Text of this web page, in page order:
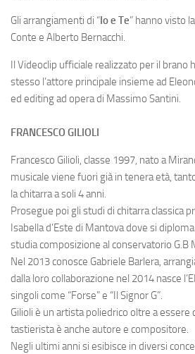
Gli arrangiamenti di “Io e Te” hanno visto
Conte e Alberto Bernacchi.
Il Videoclip ufficiale realizzato per il brano
stesso l’attore principale insieme ad
ed editing ad opera di Massimo Santini.
FRANCESCO GILIOLI
Francesco Gilioli, classe 1997, nato a
musicale viene fuori già in tenera età,
la chitarra a soli 4 anni.
Prosegue poi gli studi di chitarra classica
Isabella d’Este di Mantova dove si
studia composizione al conservatorio G.B
Nel 2013 conosce Gabriele Barlera,
dalla loro collaborazione nel 2014 nasce
singoli come “Forse” e “Il Signor G”.
Gilioli è un artista poliedrico oltre a essere
tastierista è anche autore e compositore.
Negli ultimi anni si esibisce in diversi